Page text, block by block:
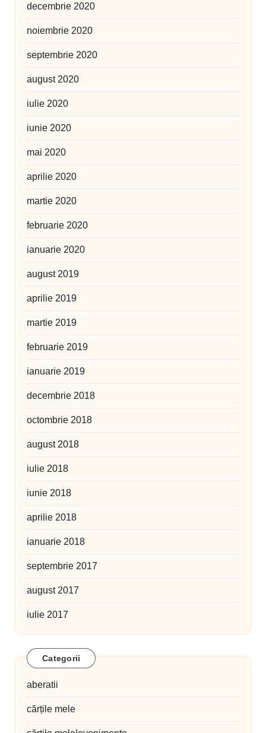
decembrie 2020
noiembrie 2020
septembrie 2020
august 2020
iulie 2020
iunie 2020
mai 2020
aprilie 2020
martie 2020
februarie 2020
ianuarie 2020
august 2019
aprilie 2019
martie 2019
februarie 2019
ianuarie 2019
decembrie 2018
octombrie 2018
august 2018
iulie 2018
iunie 2018
aprilie 2018
ianuarie 2018
septembrie 2017
august 2017
iulie 2017
Categorii
aberatii
cărțile mele